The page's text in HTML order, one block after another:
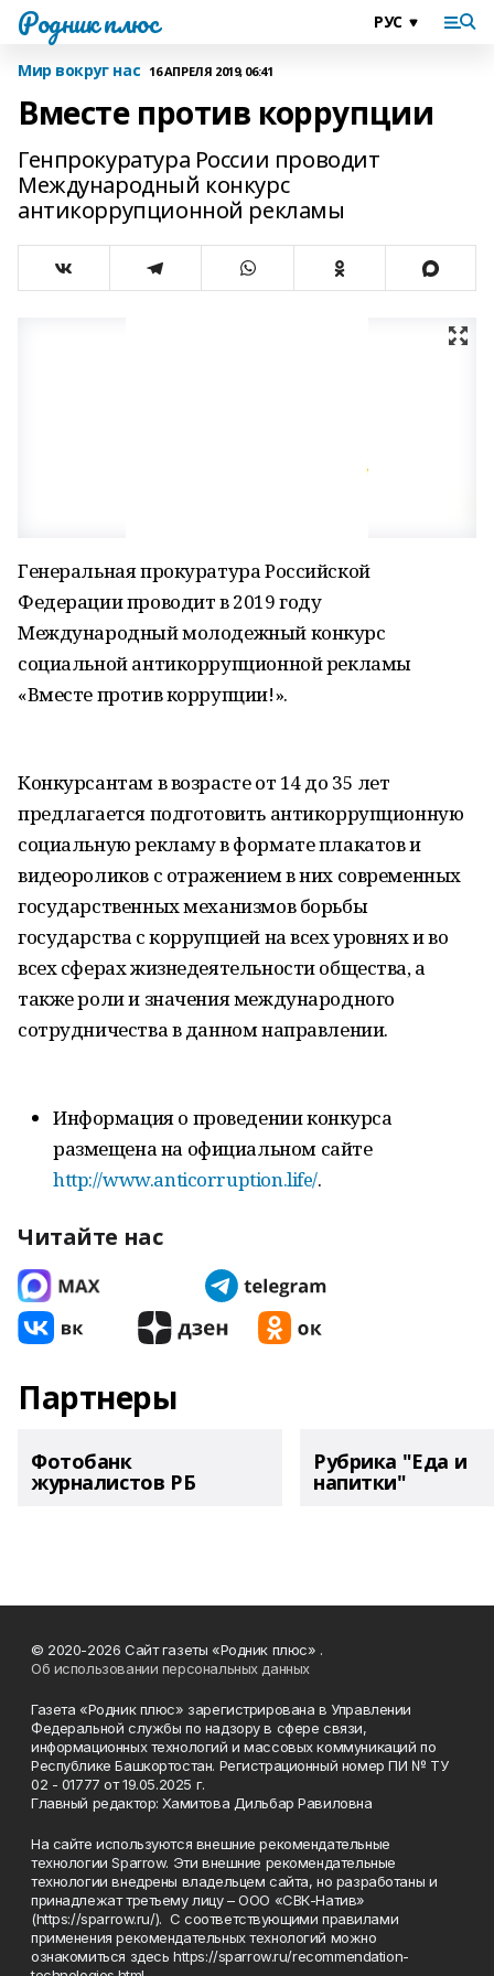
Родник плюс
Мир вокруг нас 16 АПРЕЛЯ 2019, 06:41
Вместе против коррупции
Генпрокуратура России проводит
Международный конкурс
антикоррупционной рекламы
Генеральная прокуратура Российской
Федерации проводит в 2019 году
Международный молодежный конкурс
социальной антикоррупционной рекламы
«Вместе против коррупции!».
Конкурсантам в возрасте от 14 до 35 лет
предлагается подготовить антикоррупционную
социальную рекламу в формате плакатов и
видеороликов с отражением в них современных
государственных механизмов борьбы
государства с коррупцией на всех уровнях и во
всех сферах жизнедеятельности общества, а
также роли и значения международного
сотрудничества в данном направлении.
Информация о проведении конкурса
размещена на официальном сайте
http://www.anticorruption.life/.
Читайте нас
Партнеры
Фотобанк
журналистов РБ
Рубрика "Еда и
напитки"
© 2020-2026 Сайт газеты «Родник плюс» .
Об использовании персональных данных
Газета «Родник плюс» зарегистрирована в Управлении
Федеральной службы по надзору в сфере связи,
информационных технологий и массовых коммуникаций по
Республике Башкортостан. Регистрационный номер ПИ № ТУ
02 - 01777 от 19.05.2025 г.
Главный редактор: Хамитова Дильбар Равиловна
На сайте используются внешние рекомендательные
технологии Sparrow. Эти внешние рекомендательные
технологии внедрены владельцем сайта, но разработаны и
принадлежат третьему лицу – ООО «СВК-Натив»
(https://sparrow.ru/). С соответствующими правилами
применения рекомендательных технологий можно
ознакомиться здесь https://sparrow.ru/recommendation-